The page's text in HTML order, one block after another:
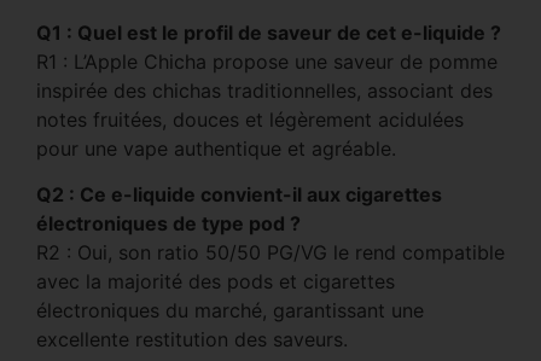
Q1 : Quel est le profil de saveur de cet e-liquide ?
R1 : L’Apple Chicha propose une saveur de pomme
inspirée des chichas traditionnelles, associant des
notes fruitées, douces et légèrement acidulées
pour une vape authentique et agréable.
Q2 : Ce e-liquide convient-il aux cigarettes
électroniques de type pod ?
R2 : Oui, son ratio 50/50 PG/VG le rend compatible
avec la majorité des pods et cigarettes
électroniques du marché, garantissant une
excellente restitution des saveurs.